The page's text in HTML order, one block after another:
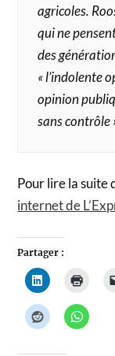
agricoles.
qui ne
des
« l’indolente
opinion
sans contrôle
Pour lire la
internet de
Partager :